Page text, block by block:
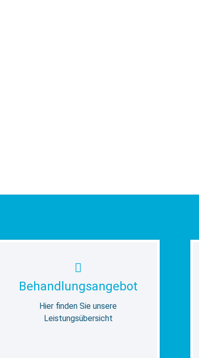
Behandlungsangebot
Hier finden Sie unsere
Leistungsübersicht